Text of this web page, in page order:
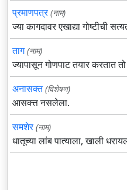
प्रमाणपत्र (नाम)
ज्या कागदावर एखाद्या गोष्टीची
ताग (नाम)
ज्यापासून गोणपाट तयार करतात
अनासक्त (विशेषण)
आसक्त्त नसलेला.
समशेर (नाम)
धातूच्या लांब पात्याला, खाली